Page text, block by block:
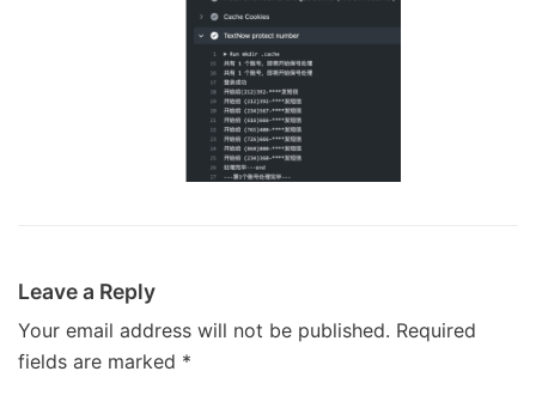
Leave a Reply
Your email address will not be published. Required
fields are marked *